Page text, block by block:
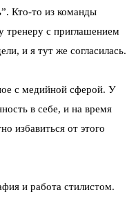
Кто-то из команды
тренеру с приглашением
и я тут же согласилась.
с медийной сферой. У
в себе, и на время
избавиться от этого
и работа стилистом.